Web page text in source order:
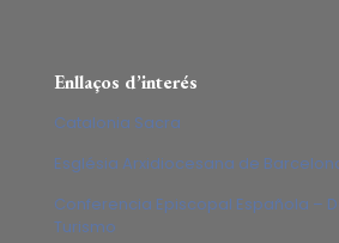
Enllaços d’interés
Catalonia Sacra
Església Arxidiocesana de
Conferencia Episcopal Española –
Turismo